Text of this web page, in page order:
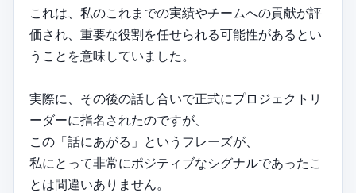
これは、私のこれまでの実績やチームへの貢献が評
価され、重要な役割を任せられる可能性があるとい
うことを意味していました。
実際に、その後の話し合いで正式にプロジェクトリ
ーダーに指名されたのですが、
この「話にあがる」というフレーズが、
私にとって非常にポジティブなシグナルであったこ
とは間違いありません。